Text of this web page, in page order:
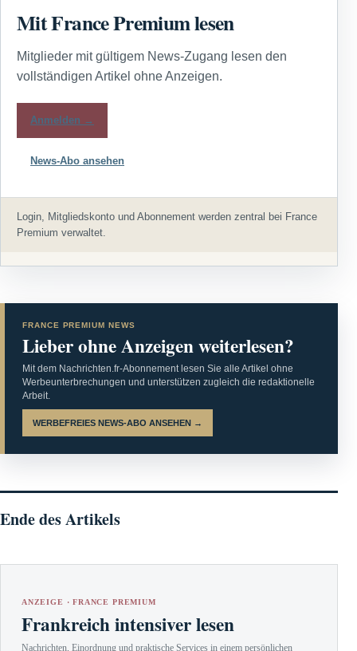
Mit France Premium lesen
Mitglieder mit gültigem News-Zugang lesen den
vollständigen Artikel ohne Anzeigen.
Anmelden →
News-Abo ansehen
Login, Mitgliedskonto und Abonnement werden zentral bei France
Premium verwaltet.
FRANCE PREMIUM NEWS
Lieber ohne Anzeigen weiterlesen?
Mit dem Nachrichten.fr-Abonnement lesen Sie alle Artikel ohne
Werbeunterbrechungen und unterstützen zugleich die redaktionelle
Arbeit.
WERBEFREIES NEWS-ABO ANSEHEN →
Ende des Artikels
ANZEIGE · FRANCE PREMIUM
Frankreich intensiver lesen
Nachrichten, Einordnung und praktische Services in einem persönlichen